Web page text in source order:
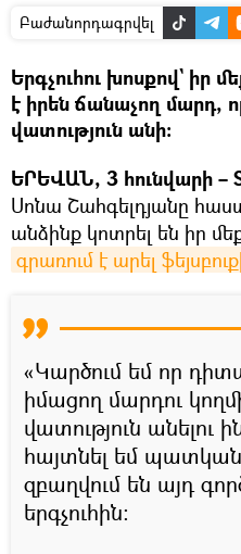
Բաժանորդագրվել
Երգչուհու խոսքով` իր
է իրեն ճանաչող մարդ,
վատություն անի։
ԵՐԵՎԱՆ, 3 հունվարի –
Սոնա Շահգելդյանը
անձինք կոտրել են իր
գրառում է արել
«Կարծում եմ որ
իմացող մարդու
վատություն անելու
հայտնել եմ
զբաղվում են այդ
երգչուհին։